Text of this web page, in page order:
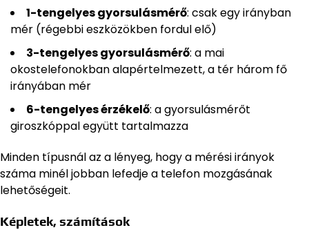
1-tengelyes gyorsulásmérő: csak egy irányban
mér (régebbi eszközökben fordul elő)
3-tengelyes gyorsulásmérő: a mai
okostelefonokban alapértelmezett, a tér három fő
irányában mér
6-tengelyes érzékelő: a gyorsulásmérőt
giroszkóppal együtt tartalmazza
Minden típusnál az a lényeg, hogy a mérési irányok
száma minél jobban lefedje a telefon mozgásának
lehetőségeit.
Képletek, számítások